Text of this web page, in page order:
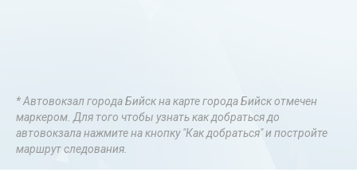
* Автовокзал города Бийск на карте города Бийск отмечен
маркером. Для того чтобы узнать как добраться до
автовокзала нажмите на кнопку "Как добраться" и постройте
маршрут следования.